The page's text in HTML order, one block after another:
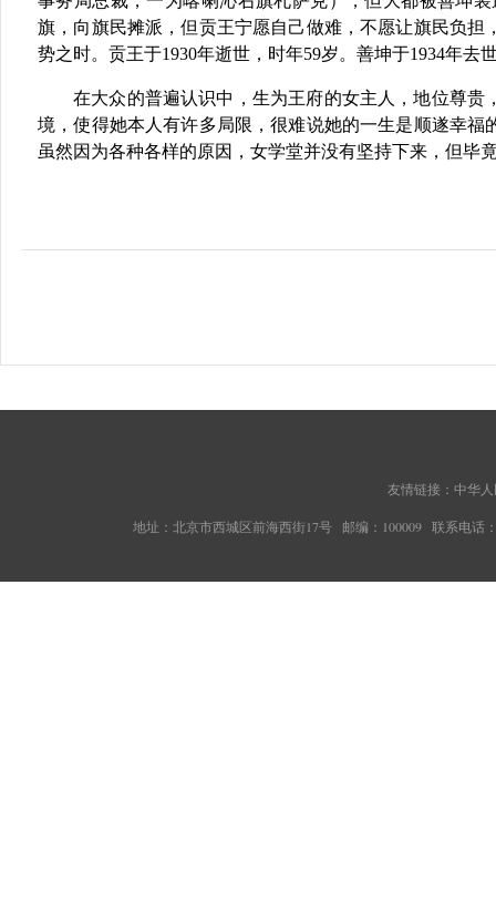
旗，向旗民摊派，但贡王宁愿自己做难，不愿让旗民负
势之时。贡王于1930年逝世，时年59岁。善坤于1934年去
在大众的普遍认识中，生为王府的女主人，地位尊
境，使得她本人有许多局限，很难说她的一生是顺遂幸
虽然因为各种各样的原因，女学堂并没有坚持下来，但毕
友情链接： 中华
地址：北京市西城区前海西街17号 邮编：100009 联系电话